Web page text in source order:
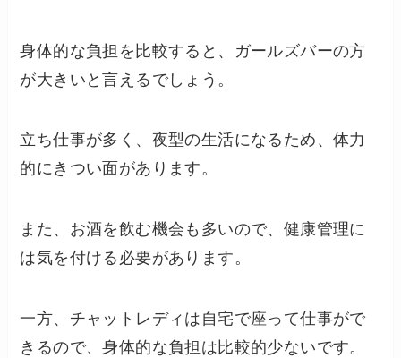
身体的な負担を比較すると、ガールズバーの方
が大きいと言えるでしょう。
立ち仕事が多く、夜型の生活になるため、体力
的にきつい面があります。
また、お酒を飲む機会も多いので、健康管理に
は気を付ける必要があります。
一方、チャットレディは自宅で座って仕事がで
きるので、身体的な負担は比較的少ないです。